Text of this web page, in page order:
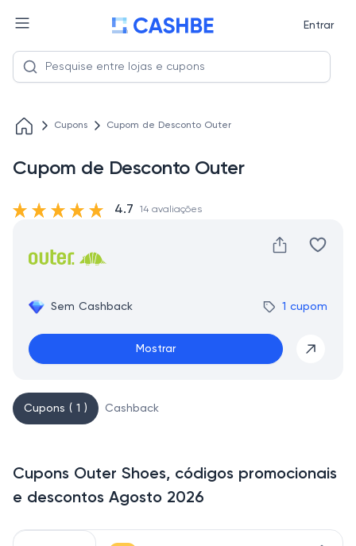
Entrar
Cupons Cupom de Desconto Outer
Cupom de Desconto Outer
Sem Cashback 1 cupom
Mostrar
4.7 14 avaliações
Cupons ( 1 ) Cashback
Cupons Outer Shoes, códigos promocionais
e descontos Agosto 2026